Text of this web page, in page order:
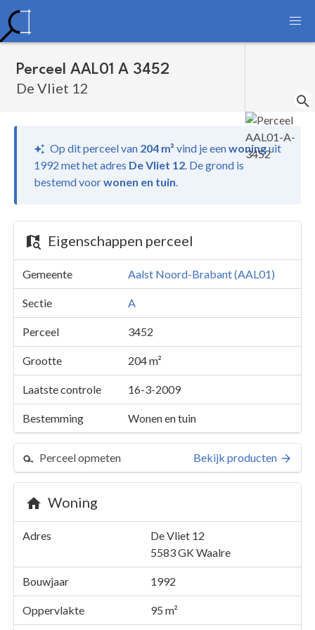
Perceel AAL01 A 3452
De Vliet 12
Op dit perceel van 204 m² vind jeeenwoninguit
1992 met het adres De Vliet 12. De grond is
bestemd voorwonen en tuin.
Eigenschappen perceel
Gemeente Aalst Noord-Brabant (AAL01)
Sectie A
Perceel 3452
Grootte 204 m²
Laatste controle 16-3-2009
Bestemming Wonen en tuin
Perceel opmeten Bekijk producten
Woning
Adres
De Vliet 12
5583 GK Waalre
Bouwjaar 1992
Oppervlakte 95 m²
Perceel 3452
Kaarten en rapporten